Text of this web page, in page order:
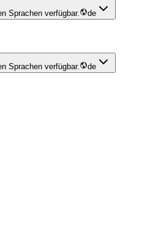
Sprachen verfügbar. de
Sprachen verfügbar. de